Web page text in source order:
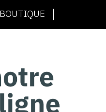
BOUTIQUE